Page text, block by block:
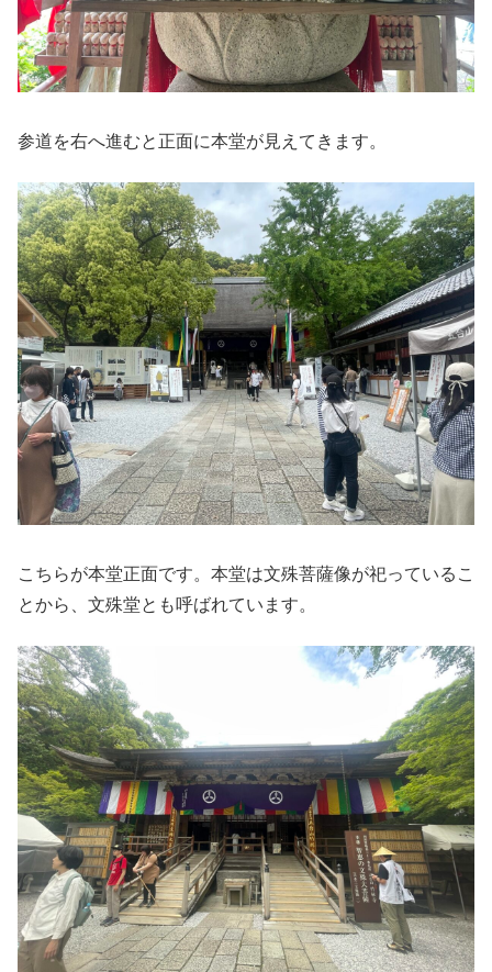
参道を右へ進むと正面に本堂が見えてきます。
こちらが本堂正面です。本堂は文殊菩薩像が祀っているこ
とから、文殊堂とも呼ばれています。